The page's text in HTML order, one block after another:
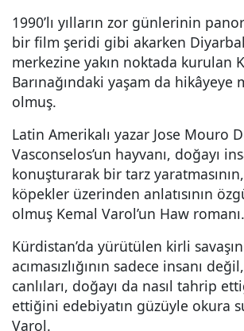
1990’lı yılların zor günlerinin
bir film şeridi gibi akarken
merkezine yakın noktada kurulan
Barınağındaki yaşam da hikâyeye
olmuş.
Latin Amerikalı yazar Jose Mouro
Vasconselos’un hayvanı, doğayı
konuşturarak bir tarz
köpekler üzerinden anlatısının
olmuş Kemal Varol’un Haw romanı.
Kürdistan’da yürütülen kirli savaşın
acımasızlığının sadece insanı
canlıları, doğayı da nasıl tahrip
ettiğini edebiyatın güzüyle okura
Varol.